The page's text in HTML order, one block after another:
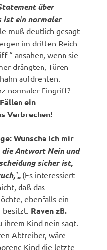
über
ist ein normaler
muß deutlich gesagt
im dritten Reich
“ ansahen, wenn sie
drängten, Türen
aufdrehten.
normaler Eingriff?
ein
Verbrechen!
Wünsche ich mir
die Antwort Nein und
sicher ist,
„ (Es interessiert
daß das
ebenfalls ein
besitzt. Raven zB.
Kind nein sagt.
Abtreiber, wäre
Kind die letzte